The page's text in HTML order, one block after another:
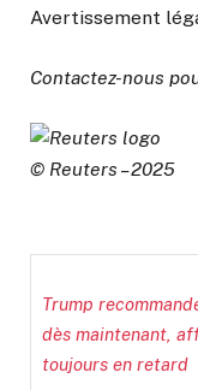
Avertissement
Contactez-nous
© Reuters – 2025
Trump
dès maintenant,
toujours en retard